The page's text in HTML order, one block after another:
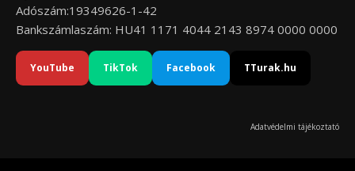
Adószám:19349626-1-42
Bankszámlaszám: HU41 1171 4044 2143 8974 0000 0000
YouTube TikTok Facebook TTurak.hu
Adatvédelmi tájékoztató